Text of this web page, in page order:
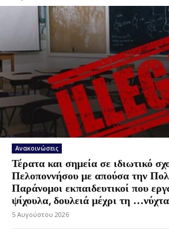
Ανακοινώσεις
Τέρατα και σημεία σε ιδιωτικό
Πελοποννήσου με απούσα την
Παράνομοι εκπαιδευτικοί που
ψίχουλα, δουλειά μέχρι τη
5 Αυγούστου 2026